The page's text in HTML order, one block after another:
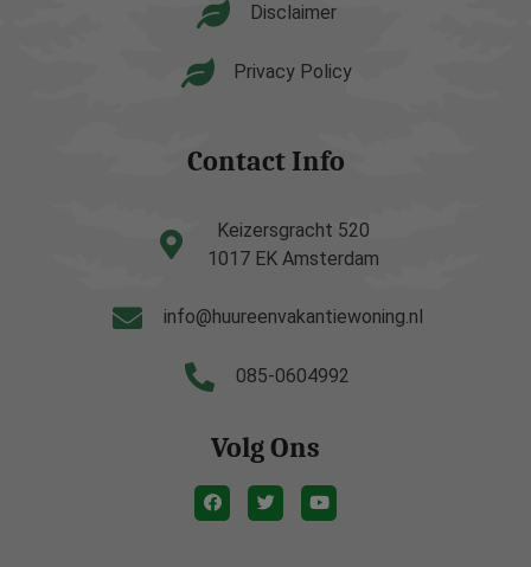
Disclaimer
Privacy Policy
Contact Info
Keizersgracht 520
1017 EK Amsterdam
info@huureenvakantiewoning.nl
085-0604992
Volg Ons